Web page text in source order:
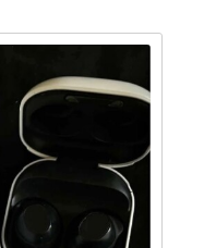
กหลายประเภทสินค้าที่
/ สมาร์ตโฟน (iPhone,
ตบุ๊ก / คอมพิวเตอร์ /
ใช้ไฟฟ้าเล็ก / เครื่องใช้
จิตอล / อุปกรณ์ถ่ายภาพ
เภท ประเมินราคาตาม
ง พร้อมจ่ายเงินสดทันใจ
CCTV ทุกมุม ห้องนิรภัย
เสียหาย / ความสูญหาย
ใช้บริการ เก็บสลิป /
สดทันที ไม่รอนาน รับ
จำนำพลัส
นกรุงเทพฯ โทรศัพท์ มือ
ทำไมเลือก รับจำนำพลัส
จำนำพลัส ให้บริการรับ
ป็น โทรศัพท์มือถือ
ร้อมประเมินราคาอย่าง
นไม่กี่นาที เรามีมาตรฐาน
แลสินค้าทุกชิ้นอย่างดี
รัน ทีมงานเชี่ยวชาญ